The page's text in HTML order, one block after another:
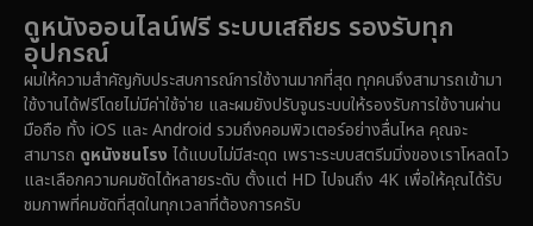
ดูหนังออนไลน์ฟรี ระบบเสถียร รองรับทุก
อุปกรณ์
ผมให้ความสำคัญกับประสบการณ์การใช้งานมากที่สุด ทุกคนจึงสามารถเข้ามา
ใช้งานได้ฟรีโดยไม่มีค่าใช้จ่าย และผมยังปรับจูนระบบให้รองรับการใช้งานผ่าน
มือถือ ทั้ง iOS และ Android รวมถึงคอมพิวเตอร์อย่างลื่นไหล คุณจะ
สามารถ ดูหนังชนโรง ได้แบบไม่มีสะดุด เพราะระบบสตรีมมิ่งของเราโหลดไว
และเลือกความคมชัดได้หลายระดับ ตั้งแต่ HD ไปจนถึง 4K เพื่อให้คุณได้รับ
ชมภาพที่คมชัดที่สุดในทุกเวลาที่ต้องการครับ